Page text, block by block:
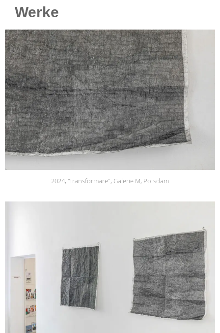
Werke
2024, "transformare", Galerie M, Potsdam